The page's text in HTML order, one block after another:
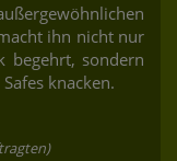
ihn nicht nur
begehrt, sondern
knacken.